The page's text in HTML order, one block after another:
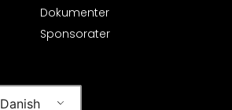
Dokumenter
Sponsorater
Danish